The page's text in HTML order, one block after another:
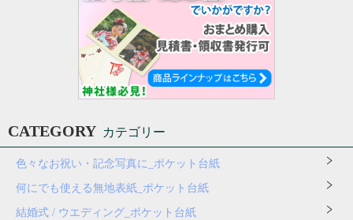
CATEGORY カテゴリー
色々なお祝い・記念写真に_ポケット台紙
何にでも使える無地表紙_ポケット台紙
結婚式 / ウエディング_ポケット台紙